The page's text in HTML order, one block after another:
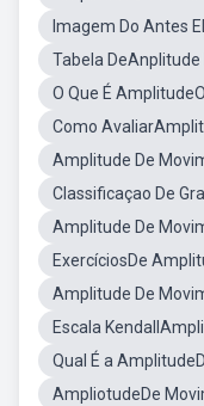
Imagem Do Antes
Tabela
O Que É
Como
Amplitude De
Classificaçao De
Amplitude De
ExercíciosDe
Amplitude De
Escala
Qual É a
AmpliotudeDe